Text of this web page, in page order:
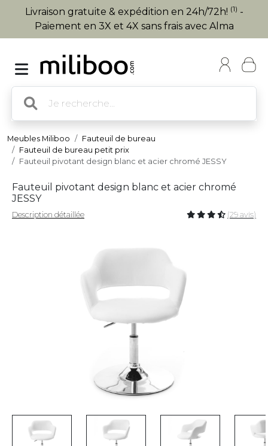
Livraison gratuite & expédition en 24h/72h! (1) -
Paiement en 3X et 4X sans frais avec Alma
Meubles Miliboo
Fauteuil de bureau
Fauteuil de bureau petit prix
Fauteuil pivotant design blanc et acier chromé JESSY
Fauteuil pivotant design blanc et acier chromé
JESSY
Description détaillée (29 avis)